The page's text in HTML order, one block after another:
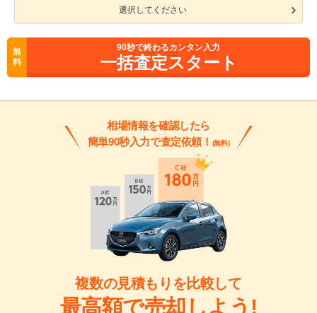
選択してください
無
料
90秒で終わるカンタン入力
一括査定スタート
相場情報を確認したら
簡単90秒入力で査定依頼！ (無料)
複数の見積もりを比較して
最高額で売却しよう!